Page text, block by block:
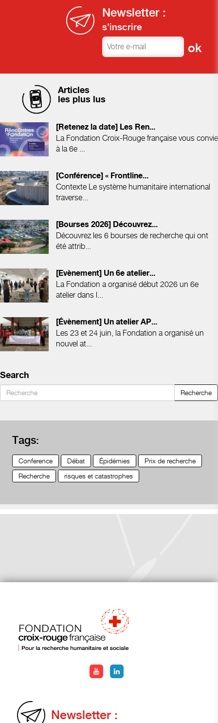
Newsletter :
s'inscrire
Articles
les plus lus
[Retenez la date] Les Ren...
La Fondation Croix-Rouge française vous convie
à la 6e ...
[Conférence] « Frontline...
Contexte Le système humanitaire international
traverse...
[Bourses 2026] Découvrez...
Découvrez les 6 bourses de recherche qui ont
été attrib...
[Evènement] Un 6e atelier...
La Fondation a organisé début 2026 un 6e
atelier dans l...
[Évènement] Un atelier AP...
Les 23 et 24 juin, la Fondation a organisé un
nouvel at...
Search
Recherche
Tags:
Conference Débat Épidémies
Prix de recherche
Recherche
risques et catastrophes
Newsletter :